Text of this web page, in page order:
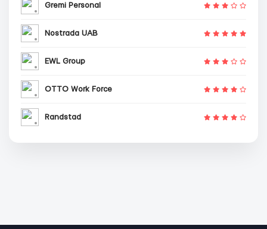
Gremi Personal
Nostrada UAB
EWL Group
OTTO Work Force
Randstad